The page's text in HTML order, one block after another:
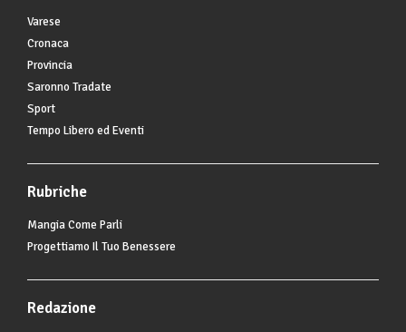
Varese
Cronaca
Provincia
Saronno Tradate
Sport
Tempo Libero ed Eventi
Rubriche
Mangia Come Parli
Progettiamo Il Tuo Benessere
Redazione